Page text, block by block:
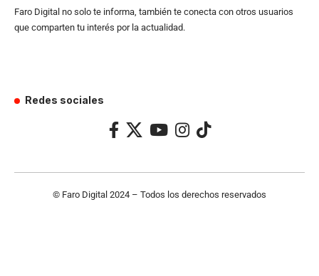
Faro Digital no solo te informa, también te conecta con otros usuarios
que comparten tu interés por la actualidad.
Redes sociales
© Faro Digital 2024 – Todos los derechos reservados